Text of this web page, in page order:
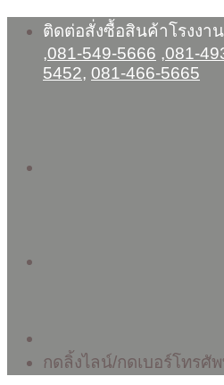
Skip
content
ติดต่อสั่งซื้อสินค้าโรงงา
,081-549-5666 ,081-
5452, 081-466-5665
กดลิ้งไลน์/กดเบอร์โทรศั